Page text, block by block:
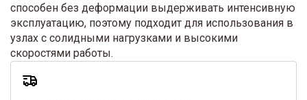
способен без деформации выдерживать интенсивную
эксплуатацию, поэтому подходит для использования в
узлах с солидными нагрузками и высокими
скоростями работы.